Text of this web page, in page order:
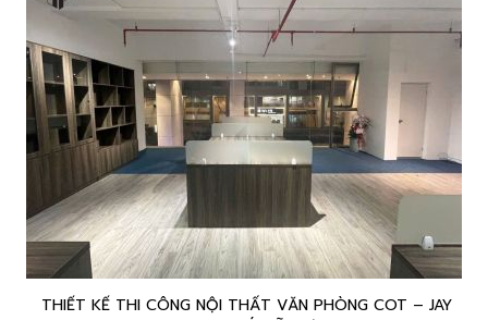
THIẾT KẾ THI CÔNG NỘI THẤT VĂN PHÒNG COT – JAY